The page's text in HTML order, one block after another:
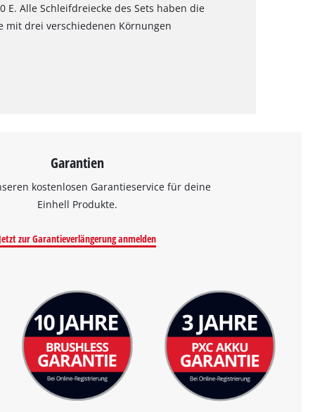
E. Alle Schleifdreiecke des Sets haben die
mit drei verschiedenen Körnungen
Garantien
kostenlosen Garantieservice für deine
Einhell Produkte.
zur Garantieverlängerung anmelden